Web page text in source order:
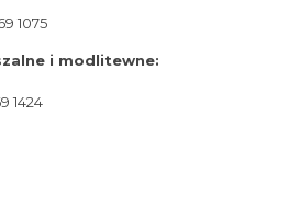
1075
i modlitewne:
1424